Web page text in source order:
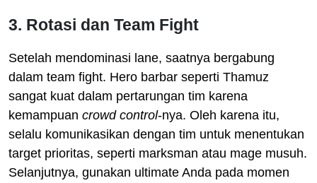
3. Rotasi dan Team Fight
Setelah mendominasi lane, saatnya bergabung
dalam team fight. Hero barbar seperti Thamuz
sangat kuat dalam pertarungan tim karena
kemampuan crowd control-nya. Oleh karena itu,
selalu komunikasikan dengan tim untuk menentukan
target prioritas, seperti marksman atau mage musuh.
Selanjutnya, gunakan ultimate Anda pada momen